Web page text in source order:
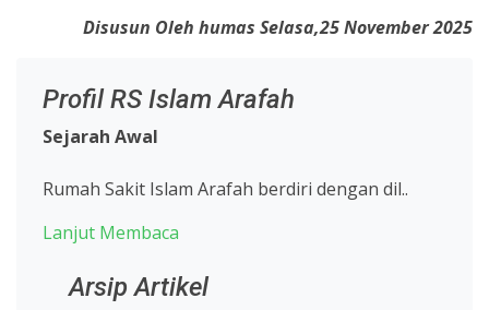
Disusun Oleh humas Selasa,25 November 2025
Profil RS Islam Arafah
Sejarah Awal
Rumah Sakit Islam Arafah berdiri dengan dil..
Lanjut Membaca
Arsip Artikel